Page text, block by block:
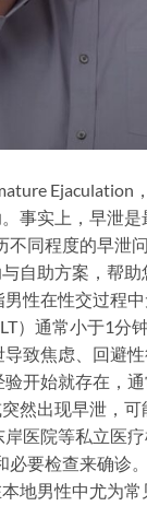
事实上，早泄
同程度的早泄
自助方案，帮
性在性交过程
）通常小于1分
致焦虑、回避
开始就存在，
然出现早泄，
医院等私立医
必要检查来确诊
地男性中尤为